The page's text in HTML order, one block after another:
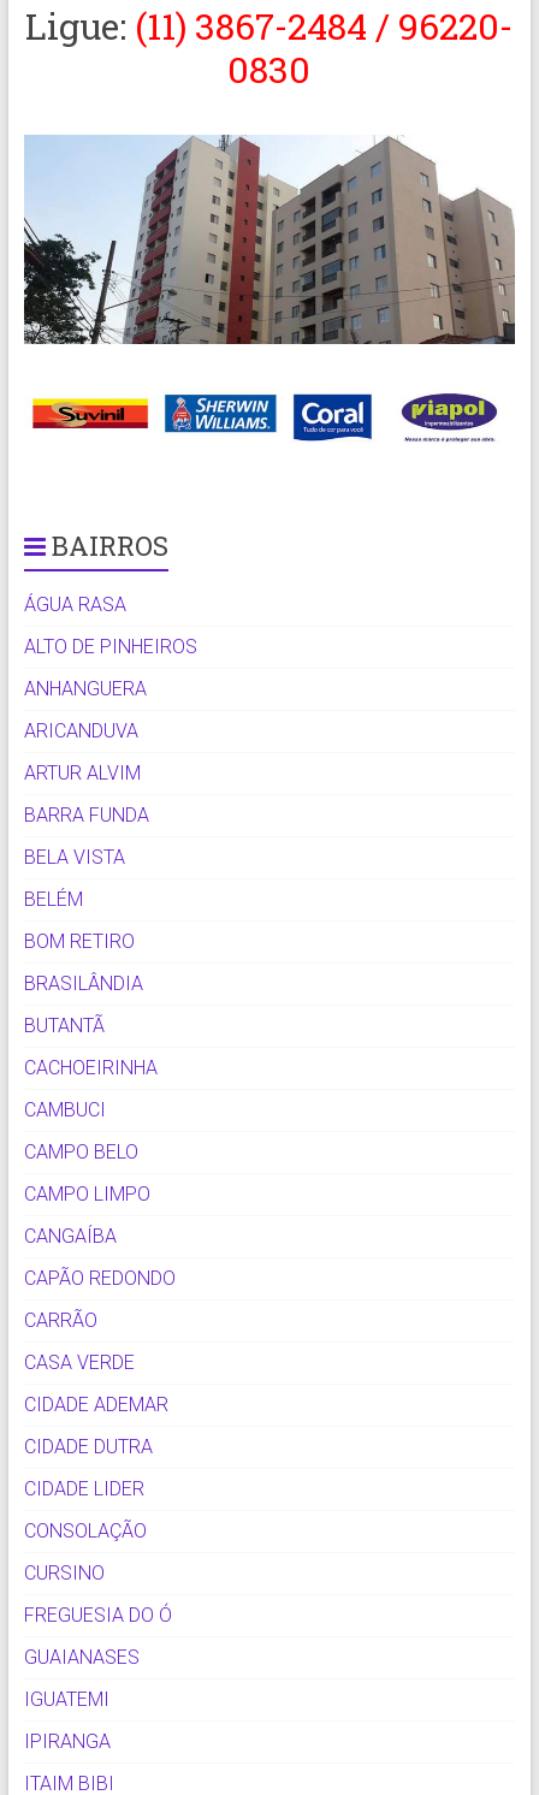
Ligue: (11) 3867-2484 / 96220-
0830
BAIRROS
ÁGUA RASA
ALTO DE PINHEIROS
ANHANGUERA
ARICANDUVA
ARTUR ALVIM
BARRA FUNDA
BELA VISTA
BELÉM
BOM RETIRO
BRASILÂNDIA
BUTANTÃ
CACHOEIRINHA
CAMBUCI
CAMPO BELO
CAMPO LIMPO
CANGAÍBA
CAPÃO REDONDO
CARRÃO
CASA VERDE
CIDADE ADEMAR
CIDADE DUTRA
CIDADE LIDER
CONSOLAÇÃO
CURSINO
FREGUESIA DO Ó
GUAIANASES
IGUATEMI
IPIRANGA
ITAIM BIBI